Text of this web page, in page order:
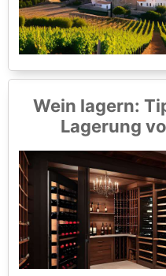
Wein lagern:
Lagerung